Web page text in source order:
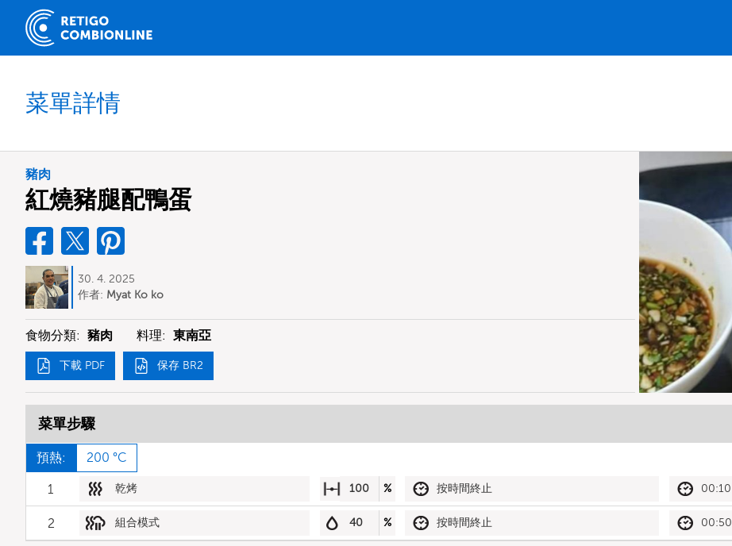
菜單詳情
豬肉
紅燒豬腿配鴨蛋
30. 4. 2025
作者: Myat Ko ko
食物分類: 豬肉 料理: 東南亞
下載 PDF 保存 BR2
菜單步驟
預熱: 200 °C
1 乾烤 100 % 按時間終止 00:10
2 組合模式 40 % 按時間終止 00:50